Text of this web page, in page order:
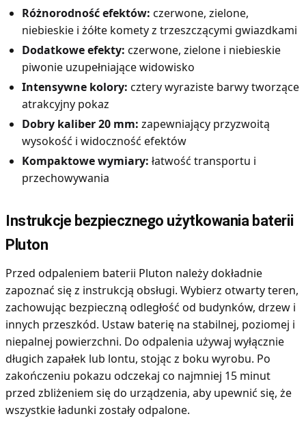
Różnorodność efektów: czerwone, zielone,
niebieskie i żółte komety z trzeszczącymi gwiazdkami
Dodatkowe efekty: czerwone, zielone i niebieskie
piwonie uzupełniające widowisko
Intensywne kolory: cztery wyraziste barwy tworzące
atrakcyjny pokaz
Dobry kaliber 20 mm: zapewniający przyzwoitą
wysokość i widoczność efektów
Kompaktowe wymiary: łatwość transportu i
przechowywania
Instrukcje bezpiecznego użytkowania baterii
Pluton
Przed odpaleniem baterii Pluton należy dokładnie
zapoznać się z instrukcją obsługi. Wybierz otwarty teren,
zachowując bezpieczną odległość od budynków, drzew i
innych przeszkód. Ustaw baterię na stabilnej, poziomej i
niepalnej powierzchni. Do odpalenia używaj wyłącznie
długich zapałek lub lontu, stojąc z boku wyrobu. Po
zakończeniu pokazu odczekaj co najmniej 15 minut
przed zbliżeniem się do urządzenia, aby upewnić się, że
wszystkie ładunki zostały odpalone.